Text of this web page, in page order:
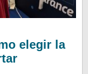
elegir la